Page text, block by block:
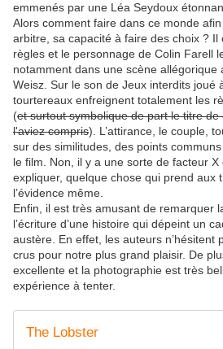
emmenés par une Léa Seydoux
Alors comment faire dans ce monde
arbitre, sa capacité à faire des choix ? Il
règles et le personnage de Colin Farell
notamment dans une scène allégorique
Weisz. Sur le son de Jeux interdits joué
tourtereaux enfreignent totalement les
(et surtout symbolique de part le titre
l'aviez compris). L’attirance, le couple,
sur des similitudes, des points
le film. Non, il y a une sorte de facteur X
expliquer, quelque chose qui prend aux
l’évidence même.
Enfin, il est très amusant de remarquer
l’écriture d’une histoire qui dépeint un
austère. En effet, les auteurs n’hésitent
crus pour notre plus grand plaisir. De
excellente et la photographie est très
expérience à tenter.
The Lobster